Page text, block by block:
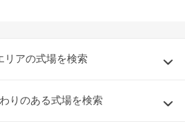
リアの式場を検索
りのある式場を検索